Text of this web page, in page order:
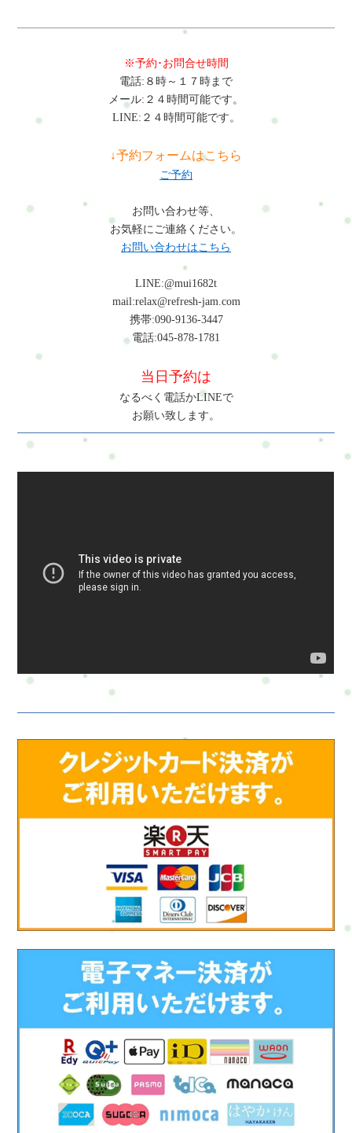
※予約･お問合せ時間
電話:８時～１７時まで
メール:２４時間可能です。
LINE:２４時間可能です。
↓予約フォームはこちら
ご予約
お問い合わせ等、
お気軽にご連絡ください。
お問い合わせはこちら
LINE:@mui1682t
mail:relax@refresh-jam.com
携帯:090-9136-3447
電話:045-878-1781
当日予約は
なるべく電話かLINEで
お願い致します。